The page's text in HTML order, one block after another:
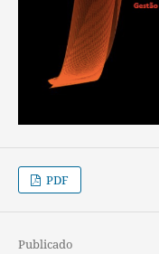
PDF
Publicado